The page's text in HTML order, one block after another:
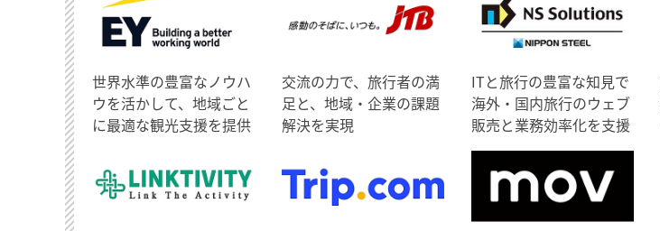
世界水準の豊富なノウハ
ウを活かして、地域ごと
に最適な観光支援を提供
交流の力で、旅行者の満
足と、地域・企業の課題
解決を実現
ITと旅行の豊富な知見で
海外・国内旅行のウェブ
販売と業務効率化を支援